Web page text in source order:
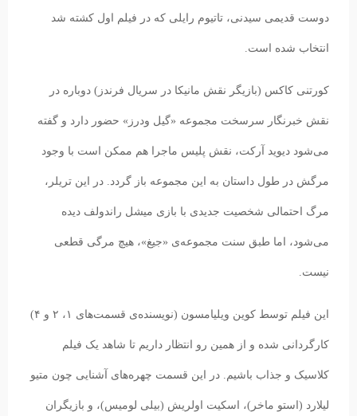
دوست قدیمی سیدنی، تاتیوم رایلی که در فیلم اول کشته شد
انتخاب شده است.
کورتنی کاکس (بازیگر نقش مانیکا در سریال فرندز) دوباره در
نقش خبرنگار سرسخت مجموعه «گیل ودرز» حضور دارد و گفته
می‌شود دیوید آرکت،‌ نقش پلیس ماجرا هم ممکن است با وجود
مرگش در طول داستان به این مجموعه باز گردد. در این تریلر،
مرگ احتمالی شخصیت جدیدی با بازی میشل راندولف دیده
می‌شود، اما طبق سنت مجموعه‌ی «جیغ»، هیچ مرگی قطعی
نیست.
این فیلم توسط کوین ویلیامسون (نویسنده‌ی قسمت‌های ۱، ۲ و ۴)
کارگردانی شده و از همین رو انتظار داریم تا شاهد یک فیلم
کلاسیک و جذاب باشیم. در این قسمت چهره‌های آشنایی چون متیو
لیلارد (استو ماخر)، اسکیت اولریش (بیلی لومیس)، و بازیگران